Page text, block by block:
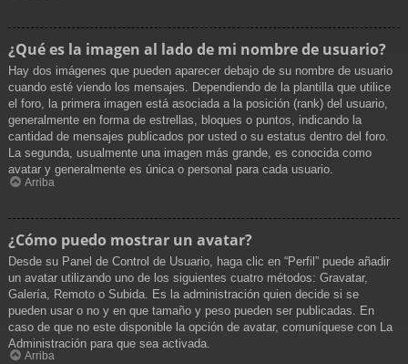
¿Qué es la imagen al lado de mi nombre de usuario?
Hay dos imágenes que pueden aparecer debajo de su nombre de usuario
cuando esté viendo los mensajes. Dependiendo de la plantilla que utilice
el foro, la primera imagen está asociada a la posición (rank) del usuario,
generalmente en forma de estrellas, bloques o puntos, indicando la
cantidad de mensajes publicados por usted o su estatus dentro del foro.
La segunda, usualmente una imagen más grande, es conocida como
avatar y generalmente es única o personal para cada usuario.
Arriba
¿Cómo puedo mostrar un avatar?
Desde su Panel de Control de Usuario, haga clic en “Perfil” puede añadir
un avatar utilizando uno de los siguientes cuatro métodos: Gravatar,
Galería, Remoto o Subida. Es la administración quien decide si se
pueden usar o no y en que tamaño y peso pueden ser publicadas. En
caso de que no este disponible la opción de avatar, comuníquese con La
Administración para que sea activada.
Arriba